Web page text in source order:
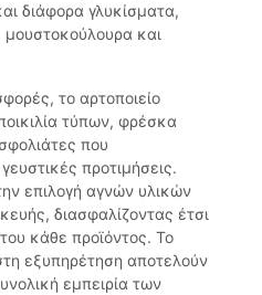
διάφορα γλυκίσματα,
και
το αρτοποιείο
τύπων, φρέσκα
που
προτιμήσεις.
επιλογή αγνών υλικών
διασφαλίζοντας έτσι
κάθε προϊόντος. Το
εξυπηρέτηση αποτελούν
εμπειρία των